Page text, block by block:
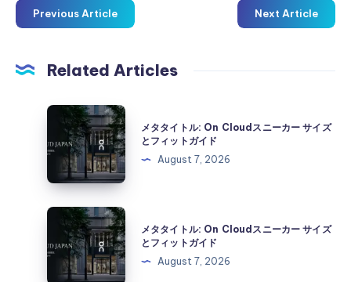
Previous Article Next Article
Related Articles
メ
タ
ト
ル:
Cloud
メタタイトル: On Cloudスニーカー サイズ
とフィットガイド
August 7, 2026
メ
タ
メタタイトル: On Cloudスニーカー サイズ
とフィットガイド
August 7, 2026